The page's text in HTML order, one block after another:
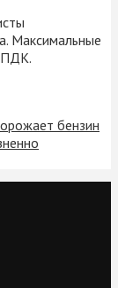
Максимальные
ПДК.
бензин